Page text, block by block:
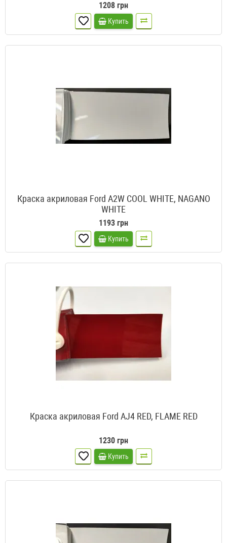
1208 грн
Купить
Краска акриловая Ford A2W COOL WHITE, NAGANO
WHITE
1193 грн
Купить
Краска акриловая Ford AJ4 RED, FLAME RED
1230 грн
Купить